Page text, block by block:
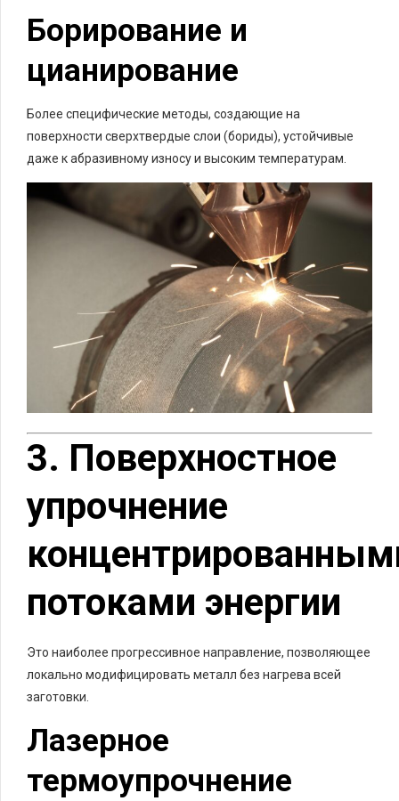
Борирование и
цианирование
Более специфические методы, создающие на
поверхности сверхтвердые слои (бориды), устойчивые
даже к абразивному износу и высоким температурам.
3. Поверхностное
упрочнение
потоками энергии
Это наиболее прогрессивное направление, позволяющее
локально модифицировать металл без нагрева всей
заготовки.
Лазерное
термоупрочнение